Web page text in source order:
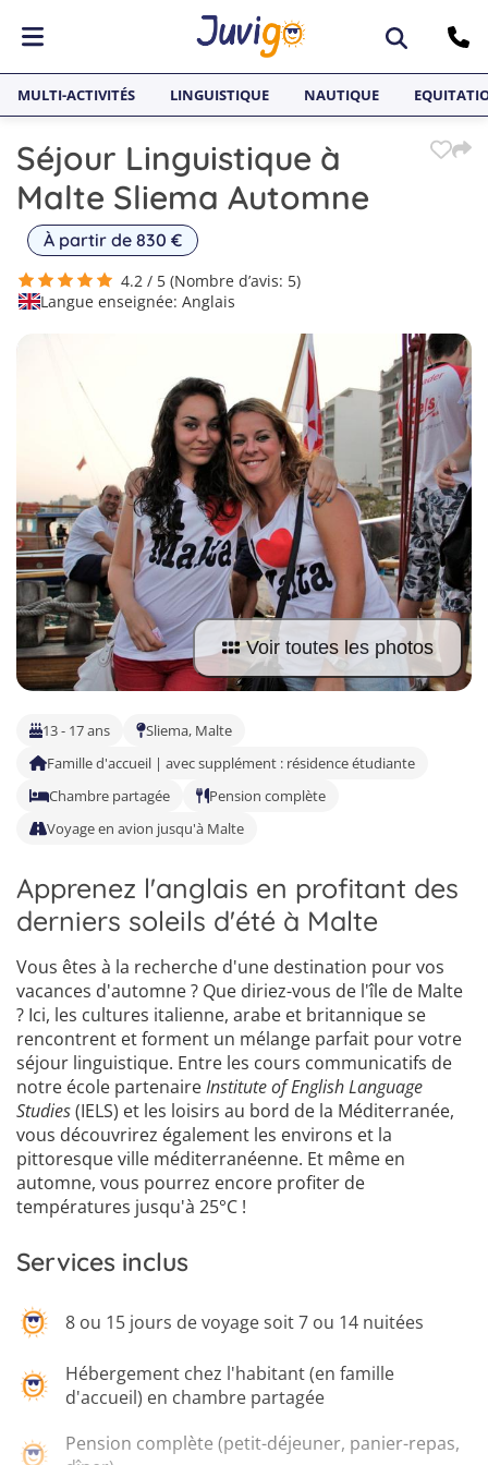
ACTIVITÉS
ACTIVITÉS
Surf
Équitation
Multi-activités
Sports nautiques
Skateboard
PAYS
PAYS
Espagne
France
Malte
SÉJOURS LINGUISTIQUES
Séjours Linguistiques Juvigo, Anglais, Néerlandais, Espagnol, Allemand
SÉJOURS
Néerlandais
Espagnol
Allemand
Trouvez le séjour idéal pour vous
Répondez à quelques questions et laissez-nous faire le reste.
MULTI-ACTIVITÉS LINGUISTIQUE NAUTIQUE
Séjour Linguistique à
Malte Sliema Automne
À partir de 830 €
4.2 / 5 (Nombre d’avis: 5)
Langue enseignée: Anglais
Voir toutes les photos
13 - 17 ans
Sliema, Malte
Famille d'accueil | avec supplément : résidence étudiante
Chambre partagée
Pension complète
Voyage en avion jusqu'à Malte
Apprenez l'anglais en profitant des
derniers soleils d'été à Malte
Vous êtes à la recherche d'une destination pour vos
vacances d'automne ? Que diriez-vous de l'île de Malte
? Ici, les cultures italienne, arabe et britannique se
rencontrent et forment un mélange parfait pour votre
séjour linguistique. Entre les cours communicatifs de
notre école partenaireInstitute of English Language
Studies(IELS) et les loisirs au bord de la Méditerranée,
vous découvrirez également les environs et la
pittoresque ville méditerranéenne. Et même en
automne, vous pourrez encore profiter de
températures jusqu'à 25°C !
Services inclus
8 ou 15 jours de voyage soit 7 ou 14 nuitées
Hébergement chez l'habitant (en famille
d'accueil) en chambre partagée
Pension complète (petit-déjeuner, panier-repas,